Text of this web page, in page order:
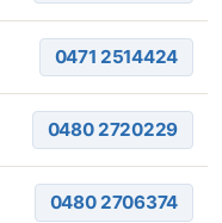
0471 2514424
0480 2720229
0480 2706374